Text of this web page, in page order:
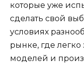
которые уже
сделать свой
условиях
рынке, где легко
моделей и